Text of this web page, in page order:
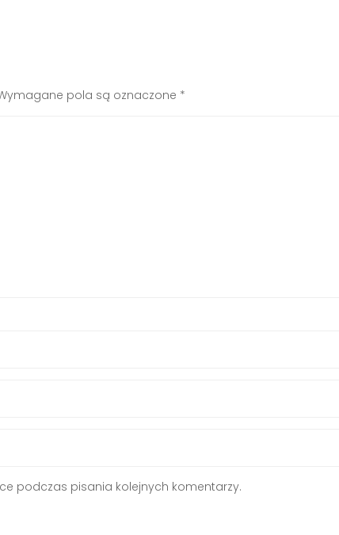
pola są oznaczone *
podczas pisania kolejnych komentarzy.